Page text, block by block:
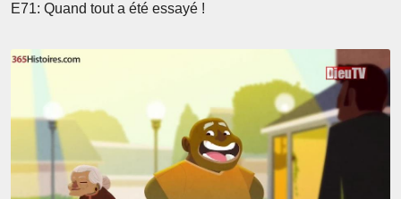
E71: Quand tout a été essayé !